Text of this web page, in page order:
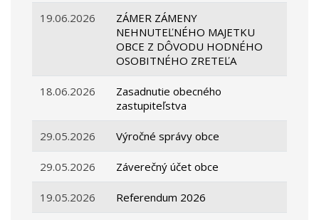
19.06.2026
ZÁMER ZÁMENY
NEHNUTEĽNÉHO MAJETKU
OBCE Z DÔVODU HODNÉHO
OSOBITNÉHO ZRETEĽA
18.06.2026
Zasadnutie obecného
zastupiteľstva
29.05.2026 Výročné správy obce
29.05.2026 Záverečný účet obce
19.05.2026 Referendum 2026